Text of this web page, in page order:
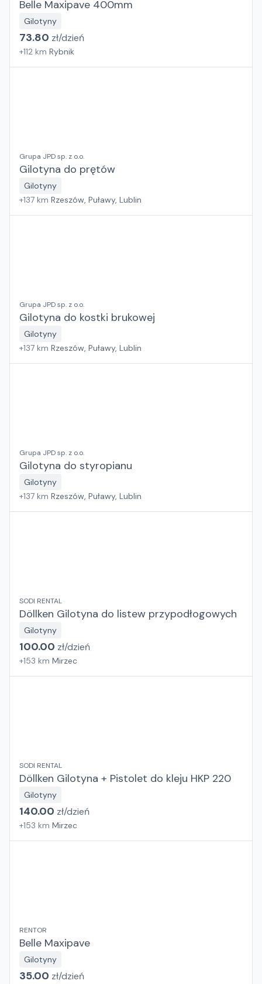
Belle Maxipave 400mm
Gilotyny
73.80 zł/dzień
+112 km Rybnik
Grupa JPD sp. z o.o.
Gilotyna do prętów
Gilotyny
+137 km Rzeszów, Puławy, Lublin
Grupa JPD sp. z o.o.
Gilotyna do kostki brukowej
Gilotyny
+137 km Rzeszów, Puławy, Lublin
Grupa JPD sp. z o.o.
Gilotyna do styropianu
Gilotyny
+137 km Rzeszów, Puławy, Lublin
SODI RENTAL
Döllken Gilotyna do listew przypodłogowych
Gilotyny
100.00 zł/dzień
+153 km Mirzec
SODI RENTAL
Döllken Gilotyna + Pistolet do kleju HKP 220
Gilotyny
140.00 zł/dzień
+153 km Mirzec
RENTOR
Belle Maxipave
Gilotyny
35.00 zł/dzień